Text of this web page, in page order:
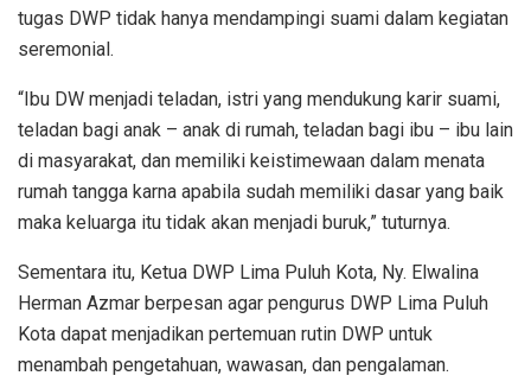
tugas DWP tidak hanya mendampingi suami dalam kegiatan
seremonial.
“Ibu DW menjadi teladan, istri yang mendukung karir suami,
teladan bagi anak – anak di rumah, teladan bagi ibu – ibu lain
di masyarakat, dan memiliki keistimewaan dalam menata
rumah tangga karna apabila sudah memiliki dasar yang baik
maka keluarga itu tidak akan menjadi buruk,” tuturnya.
Sementara itu, Ketua DWP Lima Puluh Kota, Ny. Elwalina
Herman Azmar berpesan agar pengurus DWP Lima Puluh
Kota dapat menjadikan pertemuan rutin DWP untuk
menambah pengetahuan, wawasan, dan pengalaman.